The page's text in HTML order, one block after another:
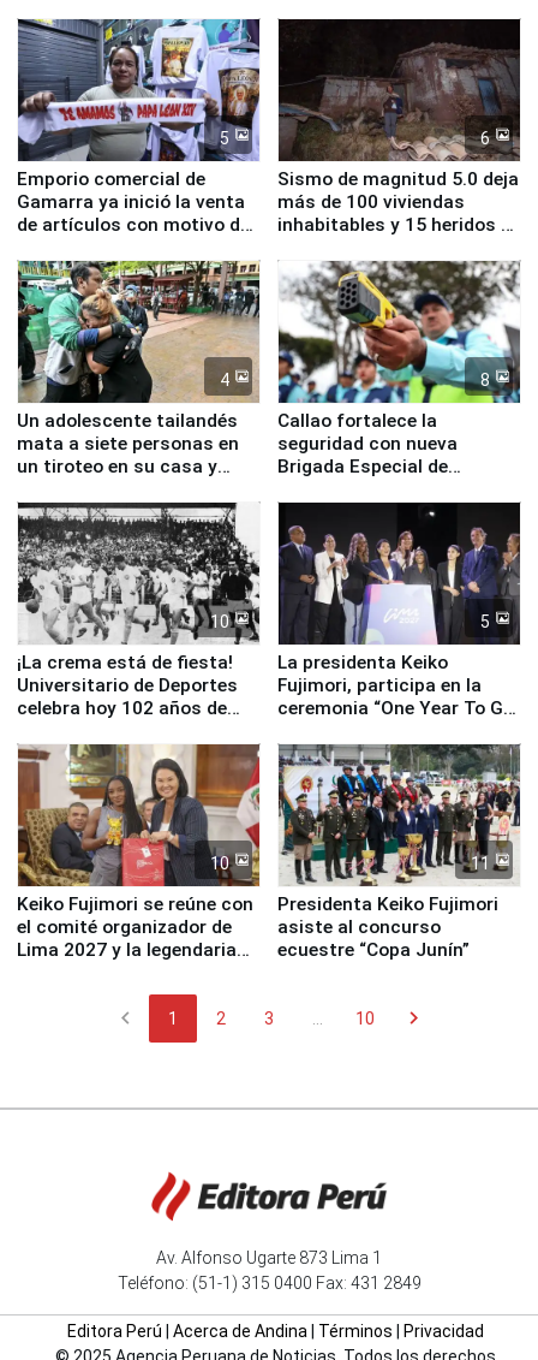
educación, salud y empleo
5
Emporio comercial de
Gamarra ya inició la venta
de artículos con motivo de
6
Sismo de magnitud 5.0 deja
más de 100 viviendas
inhabitables y 15 heridos en
4
Un adolescente tailandés
mata a siete personas en
un tiroteo en su casa y
8
Callao fortalece la
seguridad con nueva
Brigada Especial de
equipamiento para
Serenazgo
10
¡La crema está de fiesta!
Universitario de Deportes
celebra hoy 102 años de
5
La presidenta Keiko
Fujimori, participa en la
ceremonia “One Year To Go
10
Keiko Fujimori se reúne con
el comité organizador de
Lima 2027 y la legendaria
11
Presidenta Keiko Fujimori
asiste al concurso
ecuestre “Copa Junín”
chevron_left 1 2 3 10 chevron_right
Av. Alfonso Ugarte 873 Lima 1
Teléfono: (51-1) 315 0400 Fax: 431 2849
Editora Perú Acerca de Andina| Términos
Privacidad